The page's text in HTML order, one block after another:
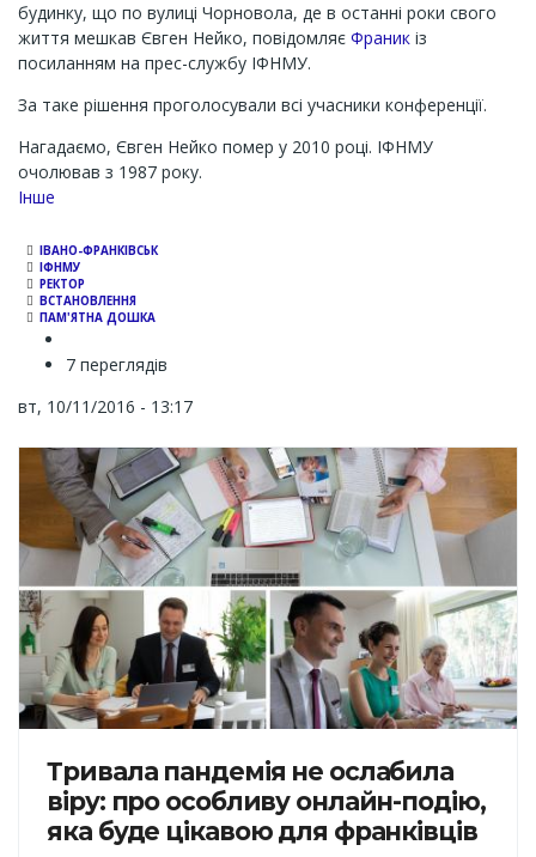
будинку, що по вулиці Чорновола, де в останні роки свого
життя мешкав Євген Нейко, повідомляє Франик із
посиланням на прес-службу ІФНМУ.
За таке рішення проголосували всі учасники конференції.
Нагадаємо, Євген Нейко помер у 2010 році. ІФНМУ
очолював з 1987 року.
Інше
ІВАНО-ФРАНКІВСЬК
ІФНМУ
РЕКТОР
ВСТАНОВЛЕННЯ
ПАМ'ЯТНА ДОШКА
7 переглядів
вт, 10/11/2016 - 13:17
Тривала пандемія не ослабила
віру: про особливу онлайн-подію,
яка буде цікавою для франківців